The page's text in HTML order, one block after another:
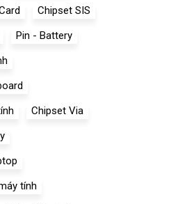
Chipset SIS
Pin - Battery
Chipset Via
tính